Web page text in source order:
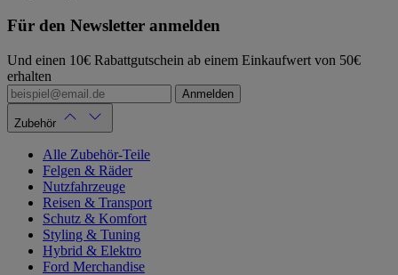
Für den Newsletter anmelden
Und einen 10€ Rabattgutschein ab einem Einkaufwert von 50€
erhalten
Anmelden
Zubehör
Alle Zubehör-Teile
Felgen & Räder
Nutzfahrzeuge
Reisen & Transport
Schutz & Komfort
Styling & Tuning
Hybrid & Elektro
Ford Merchandise